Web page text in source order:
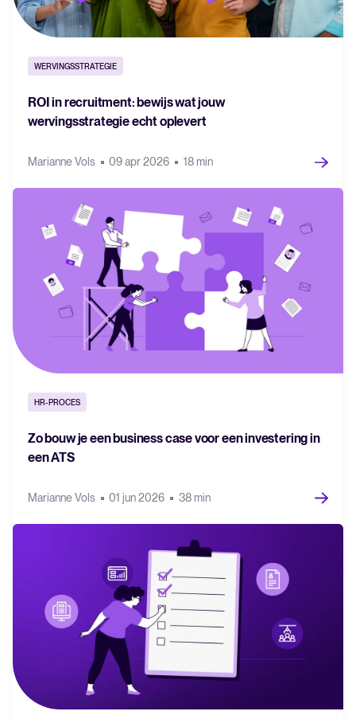
WERVINGSSTRATEGIE
ROI in recruitment: bewijs wat jouw
wervingsstrategie echt oplevert
Marianne Vols 09 apr 2026 18 min
HR-PROCES
Zo bouw je een business case voor een investering in
een ATS
Marianne Vols 01 jun 2026 38 min